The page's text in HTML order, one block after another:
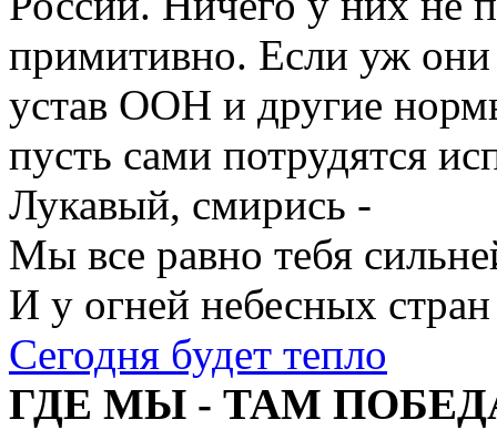
примитивно. Если уж они
устав ООН и другие
пусть сами потрудятся
Лукавый, смирись -
Мы все равно тебя
И у огней небесных стран
Сегодня будет тепло
ГДЕ МЫ - ТАМ